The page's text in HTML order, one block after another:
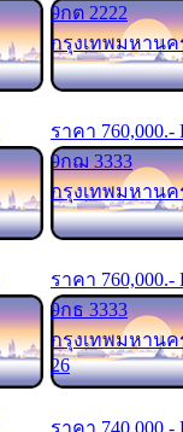
9กต 2222
กรุงเทพมหานค
ราคา 760,000.-
9กฌ 3333
กรุงเทพมหานค
ราคา 760,000.-
9กธ 3333
กรุงเทพมหานค
26
ราคา 740,000.-